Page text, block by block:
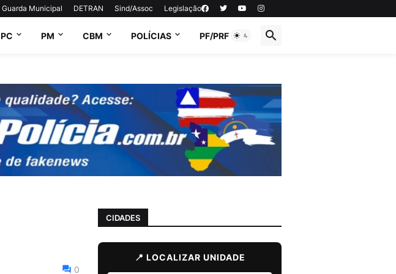
Guarda Municipal DETRAN Sind/Assoc Legislação
PC PM CBM POLÍCIAS PF/PRF
0
CIDADES
📍 LOCALIZAR UNIDADE